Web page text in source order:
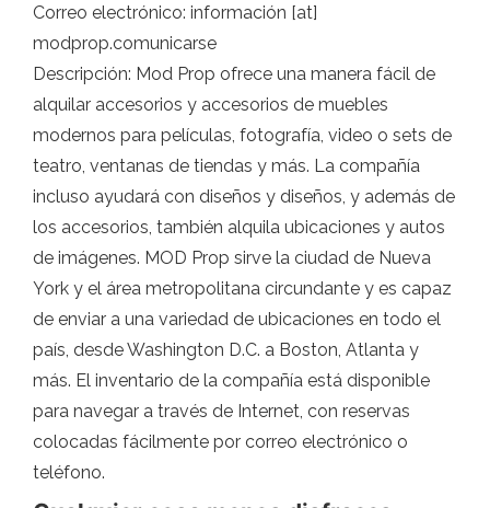
Correo electrónico: información [at]
modprop.comunicarse
Descripción: Mod Prop ofrece una manera fácil de
alquilar accesorios y accesorios de muebles
modernos para películas, fotografía, video o sets de
teatro, ventanas de tiendas y más. La compañía
incluso ayudará con diseños y diseños, y además de
los accesorios, también alquila ubicaciones y autos
de imágenes. MOD Prop sirve la ciudad de Nueva
York y el área metropolitana circundante y es capaz
de enviar a una variedad de ubicaciones en todo el
país, desde Washington D.C. a Boston, Atlanta y
más. El inventario de la compañía está disponible
para navegar a través de Internet, con reservas
colocadas fácilmente por correo electrónico o
teléfono.